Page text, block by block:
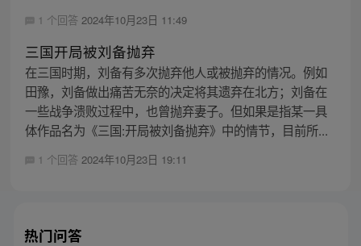
1 个回答 2024年10月23日 11:49
三国开局被刘备抛弃
在三国时期，刘备有多次抛弃他人或被抛弃的情况。例如
田豫，刘备做出痛苦无奈的决定将其遗弃在北方；刘备在
一些战争溃败过程中，也曾抛弃妻子。但如果是指某一具
体作品名为《三国:开局被刘备抛弃》中的情节，目前所...
1 个回答 2024年10月23日 19:11
热门问答